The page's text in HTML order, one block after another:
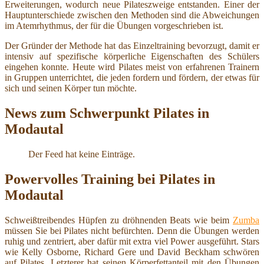
Erweiterungen, wodurch neue Pilateszweige entstanden. Einer der
Hauptunterschiede zwischen den Methoden sind die Abweichungen
im Atemrhythmus, der für die Übungen vorgeschrieben ist.
Der Gründer der Methode hat das Einzeltraining bevorzugt, damit er
intensiv auf spezifische körperliche Eigenschaften des Schülers
eingehen konnte. Heute wird Pilates meist von erfahrenen Trainern
in Gruppen unterrichtet, die jeden fordern und fördern, der etwas für
sich und seinen Körper tun möchte.
News zum Schwerpunkt Pilates in
Modautal
Der Feed hat keine Einträge.
Powervolles Training bei Pilates in
Modautal
Schweißtreibendes Hüpfen zu dröhnenden Beats wie beim Zumba
müssen Sie bei Pilates nicht befürchten. Denn die Übungen werden
ruhig und zentriert, aber dafür mit extra viel Power ausgeführt. Stars
wie Kelly Osborne, Richard Gere und David Beckham schwören